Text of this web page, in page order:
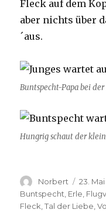
Fleck auf dem
aber nichts über
´aus.
Buntspecht-Papa bei
Hungrig schaut der
Autor
Norbert
am
23. Mai
Buntspecht Erle
Fleck ,Tal der Liebe ,